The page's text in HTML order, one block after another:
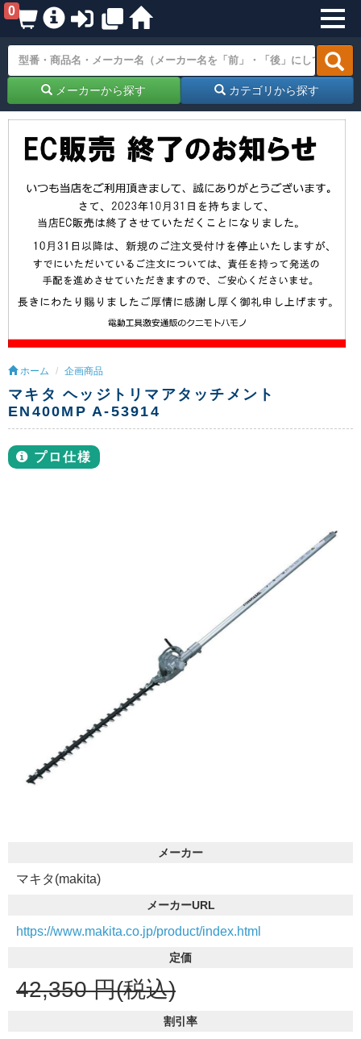
0
メーカーから探す カテゴリから探す
ホーム 企画商品
マキタ ヘッジトリマアタッチメント
EN400MP A-53914
プロ仕様
メーカー
マキタ(makita)
メーカーURL
https://www.makita.co.jp/product/index.html
定価
42,350 円(税込)
割引率